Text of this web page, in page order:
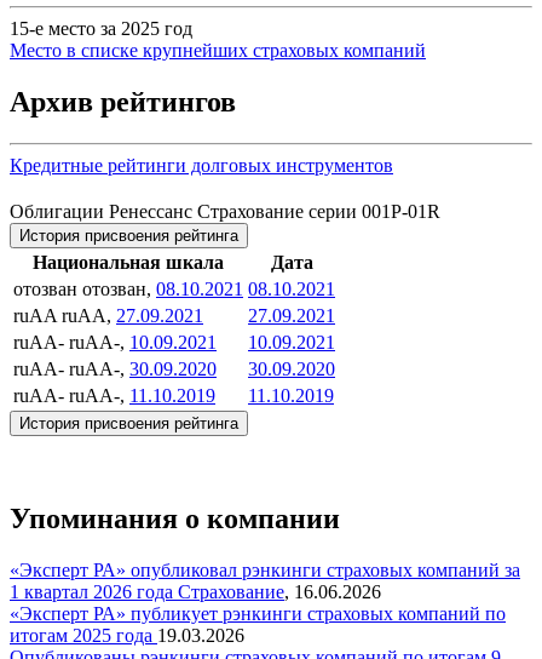
15-е место за 2025 год
Место в списке крупнейших страховых компаний
Архив рейтингов
Кредитные рейтинги долговых инструментов
Облигации Ренессанс Страхование серии 001P-01R
История присвоения рейтинга
Национальная шкала
Дата
отозван отозван, 08.10.2021 08.10.2021
ruAA ruAA, 27.09.2021
27.09.2021
ruAA- ruAA-, 10.09.2021
10.09.2021
ruAA- ruAA-, 30.09.2020
30.09.2020
ruAA- ruAA-, 11.10.2019 11.10.2019
История присвоения рейтинга
Упоминания о компании
«Эксперт РА» опубликовал рэнкинги страховых компаний за
1 квартал 2026 года Страхование, 16.06.2026
«Эксперт РА» публикует рэнкинги страховых компаний по
итогам 2025 года 19.03.2026